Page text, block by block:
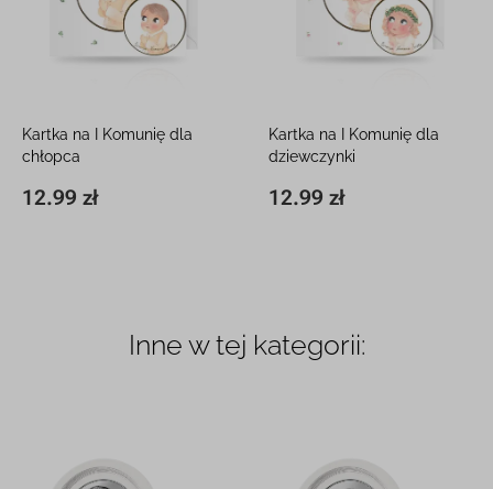
Kartka na I Komunię dla
chłopca
12.99 zł
15 x 15 cm
Kartka na I Komunię dla
dziewczynki
12.99 zł
15 x 15 cm
Inne w tej kategorii: